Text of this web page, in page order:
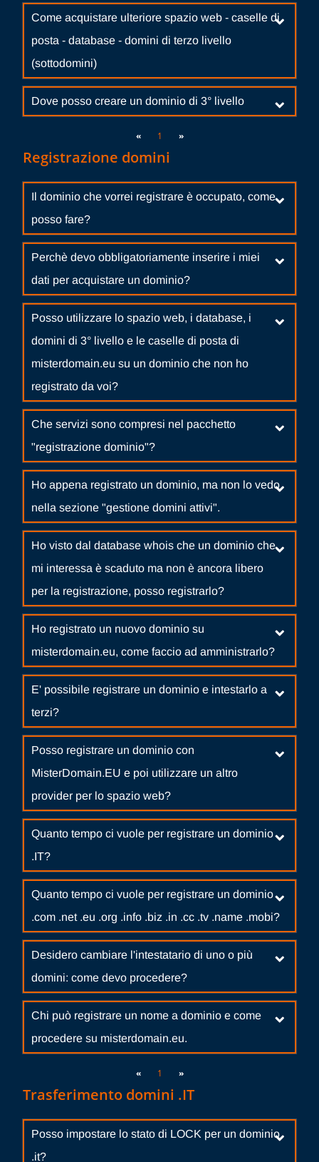
Come acquistare ulteriore spazio web - caselle di
posta - database - domini di terzo livello
(sottodomini)
Dove posso creare un dominio di 3° livello
« 1 »
Registrazione domini
Il dominio che vorrei registrare è occupato, come
posso fare?
Perchè devo obbligatoriamente inserire i miei
dati per acquistare un dominio?
Posso utilizzare lo spazio web, i database, i
domini di 3° livello e le caselle di posta di
misterdomain.eu su un dominio che non ho
registrato da voi?
Che servizi sono compresi nel pacchetto
"registrazione dominio"?
Ho appena registrato un dominio, ma non lo vedo
nella sezione "gestione domini attivi".
Ho visto dal database whois che un dominio che
mi interessa è scaduto ma non è ancora libero
per la registrazione, posso registrarlo?
Ho registrato un nuovo dominio su
misterdomain.eu, come faccio ad amministrarlo?
E' possibile registrare un dominio e intestarlo a
terzi?
Posso registrare un dominio con
MisterDomain.EU e poi utilizzare un altro
provider per lo spazio web?
Quanto tempo ci vuole per registrare un dominio
.IT?
Quanto tempo ci vuole per registrare un dominio
.com .net .eu .org .info .biz .in .cc .tv .name .mobi?
Desidero cambiare l'intestatario di uno o più
domini: come devo procedere?
Chi può registrare un nome a dominio e come
procedere su misterdomain.eu.
« 1 »
Trasferimento domini .IT
Posso impostare lo stato di LOCK per un dominio
.it?